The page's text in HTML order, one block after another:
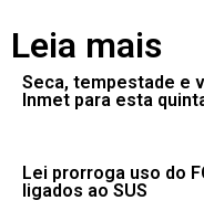
Leia mais
Seca, tempestade e
Inmet para esta
Lei prorroga uso do
ligados ao SUS